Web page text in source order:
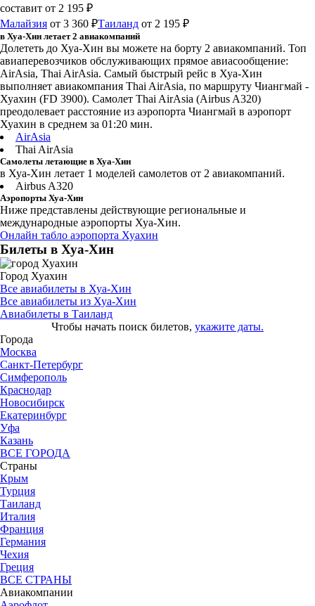
составит от 2 195 ₽
Малайзия от 3 360 ₽Таиланд от 2 195 ₽
в Хуа-Хин летает 2 авиакомпаний
Долететь до Хуа-Хин вы можете на борту 2 авиакомпаний. Топ
авиаперевозчиков обслуживающих прямое авиасообщение:
AirAsia, Thai AirAsia. Самый быстрый рейс в Хуа-Хин
выполняет авиакомпания Thai AirAsia, по маршруту Чиангмай -
Хуахин (FD 3900). Самолет Thai AirAsia (Airbus A320)
преодолевает расстояние из аэропорта Чиангмай в аэропорт
Хуахин в среднем за 01:20 мин.
AirAsia
Thai AirAsia
Самолеты летающие в Хуа-Хин
в Хуа-Хин летает 1 моделей самолетов от 2 авиакомпаний.
Airbus A320
Аэропорты Хуа-Хин
Ниже представлены действующие региональные и
международные аэропорты Хуа-Хин.
Онлайн табло аэропорта Хуахин
Билеты в Хуа-Хин
Город Хуахин
Все авиабилеты в Хуа-Хин
Все авиабилеты из Хуа-Хин
Авиабилеты в Таиланд
Чтобы начать поиск билетов, укажите даты.
Города
Москва
Санкт-Петербург
Симферополь
Краснодар
Новосибирск
Екатеринбург
Уфа
Казань
ВСЕ ГОРОДА
Страны
Крым
Турция
Таиланд
Италия
Франция
Германия
Чехия
Греция
ВСЕ СТРАНЫ
Авиакомпании